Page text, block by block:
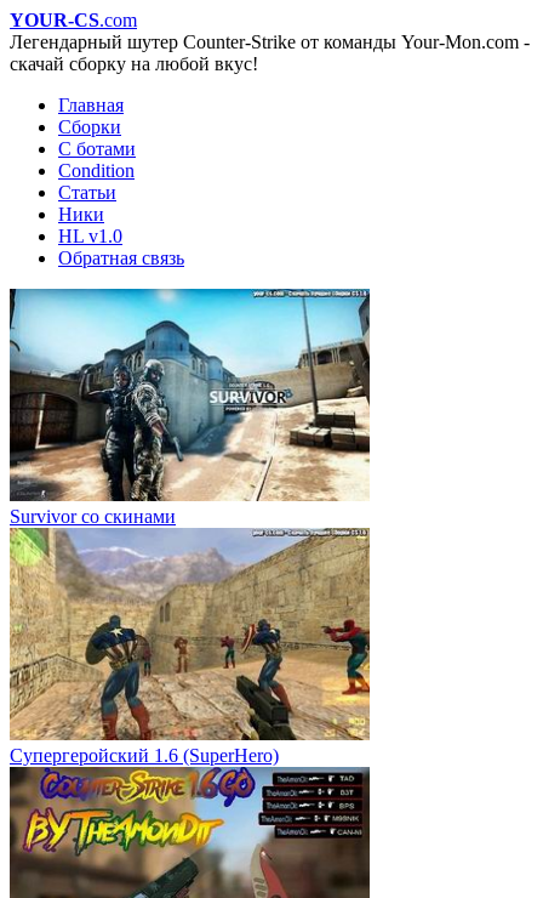
YOUR-CS.com
Легендарный шутер Counter-Strike от команды Your-Mon.com -
скачай сборку на любой вкус!
Главная
Сборки
С ботами
Condition
Статьи
Ники
HL v1.0
Обратная связь
Survivor со скинами
Супергеройский 1.6 (SuperHero)